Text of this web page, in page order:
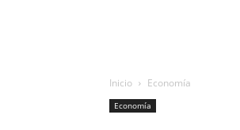
Inicio Economía
Economía